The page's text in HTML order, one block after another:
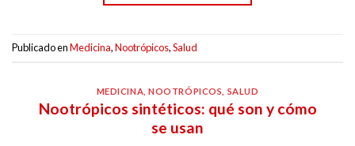
Publicado enMedicina,Nootrópicos,Salud
MEDICINA ,NOOTRÓPICOS SALUD
Nootrópicos sintéticos: qué son y cómo
se usan